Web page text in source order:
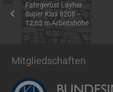
Fahrgerüst Layher
Super Klax 8208 –
12,65 m Arbeitshöhe
Mitgliedschaften